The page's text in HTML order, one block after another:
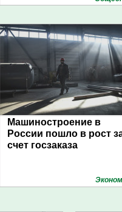
Машиностроение в
России пошло в рост
счет госзаказа